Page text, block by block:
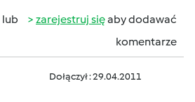
lub zarejestruj sięaby dodawać
komentarze
Dołączył : 29.04.2011